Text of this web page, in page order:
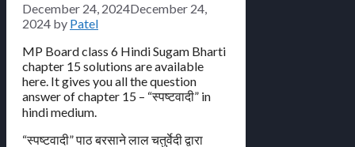
December 24, 2024December 24,
2024 by Patel
MP Board class 6 Hindi Sugam Bharti
chapter 15 solutions are available
here. It gives you all the question
answer of chapter 15 – “स्पष्टवादी” in
hindi medium.
“स्पष्टवादी” पाठ बरसाने लाल चतुर्वेदी द्वारा